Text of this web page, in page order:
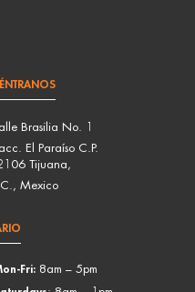
Brasilia No. 1
El Paraíso C.P.
Tijuana,
Mexico
Fri:8am – 5pm